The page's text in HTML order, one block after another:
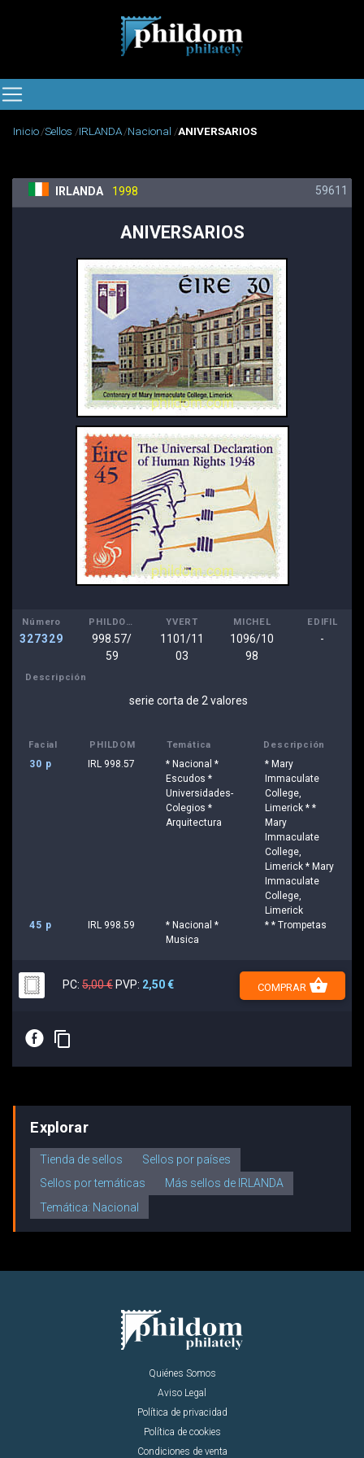
Inicio Sellos IRLANDA Nacional ANIVERSARIOS
IRLANDA 1998 59611
ANIVERSARIOS
Número
327329
PHILDOM
998.57/
59
YVERT
1101/11
03
MICHEL
1096/10
98
EDIFIL
-
Descripción
serie corta de 2 valores
Facial PHILDOM Temática Descripción
30 p IRL 998.57
* Nacional *
Escudos *
Universidades-
Colegios *
Arquitectura
* Mary
Immaculate
College,
Limerick * *
Mary
Immaculate
College,
Limerick * Mary
Immaculate
College,
Limerick
45 p
IRL 998.59
* Nacional *
Musica
* * Trompetas
PC: 5,00 € PVP: 2,50 € COMPRAR shopping_basket
E content_copy
Explorar
Tienda de sellos
Sellos por países
Sellos por temáticas
Más sellos de IRLANDA
Temática: Nacional
Quiénes Somos
Aviso Legal
Política de privacidad
Política de cookies
Condiciones de venta